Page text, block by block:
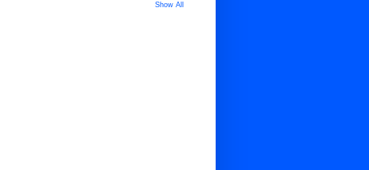
Show All